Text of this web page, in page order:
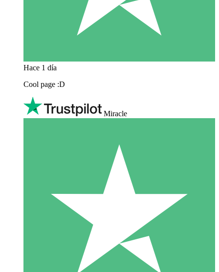
Hace 1 día
Cool page :D
Miracle